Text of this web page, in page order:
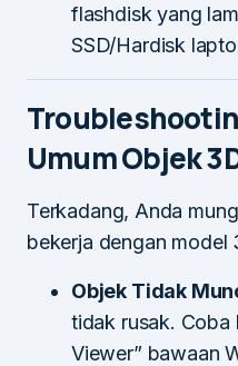
flashdisk yang
SSD/Hardisk
Umum Objek
Terkadang, Anda
bekerja dengan model
Objek Tidak
tidak rusak. Coba
Viewer” bawaan